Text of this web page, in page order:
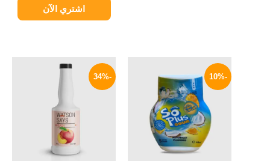
اشتري الآن
-10%
هو:
100 EGP.
هو:
90 EGP.
-34%
السعر
الأصلي